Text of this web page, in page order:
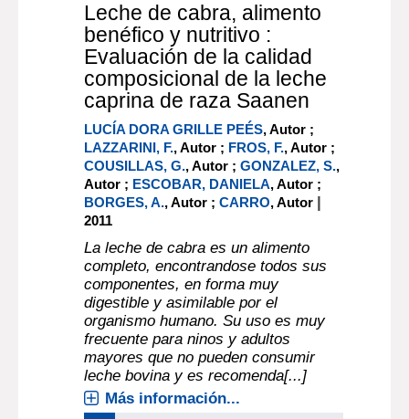
Leche de cabra, alimento
benéfico y nutritivo :
Evaluación de la calidad
composicional de la leche
caprina de raza Saanen
LUCÍA DORA GRILLE PEÉS, Autor ;
LAZZARINI, F., Autor ; FROS, F., Autor ;
COUSILLAS, G., Autor ;GONZALEZ, S.,
Autor ; ESCOBAR, DANIELA, Autor ;
BORGES, A., Autor ;CARRO, Autor |
2011
La leche de cabra es un alimento
completo, encontrandose todos sus
componentes, en forma muy
digestible y asimilable por el
organismo humano. Su uso es muy
frecuente para ninos y adultos
mayores que no pueden consumir
leche bovina y es recomenda[...]
Más información...